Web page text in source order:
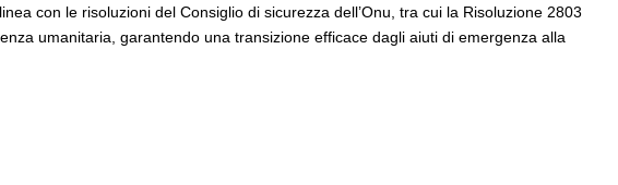
con le risoluzioni del Consiglio di sicurezza dell’Onu, tra cui la Risoluzione 2803
umanitaria, garantendo una transizione efficace dagli aiuti di emergenza alla